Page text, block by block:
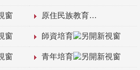
原住民族教育
師資培育
青年培育